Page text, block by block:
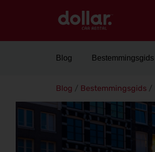
Blog Bestemmingsgids
Blog / Bestemmingsgids /